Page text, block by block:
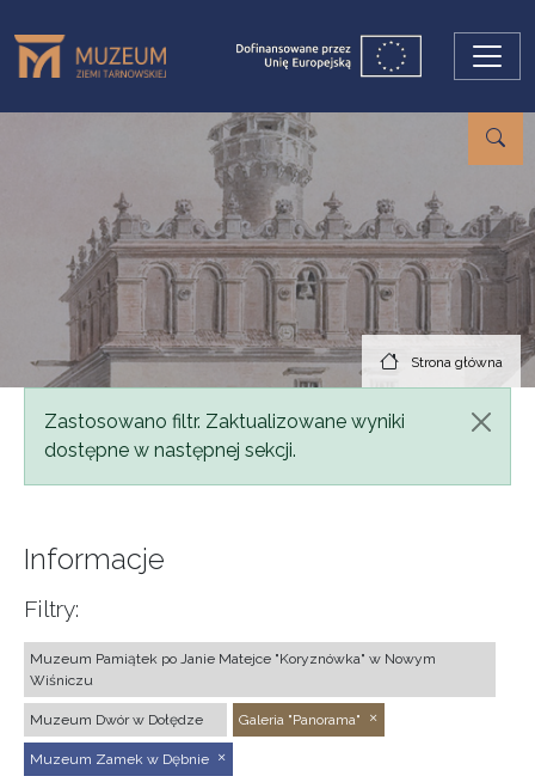
Strona główna
Komunikat
Zastosowano filtr. Zaktualizowane wyniki
dostępne w następnej sekcji.
Informacje
Filtry:
Muzeum Pamiątek po Janie Matejce "Koryznówka" w Nowym
Wiśniczu
Muzeum Dwór w Dołędze Galeria "Panorama"
Muzeum Zamek w Dębnie